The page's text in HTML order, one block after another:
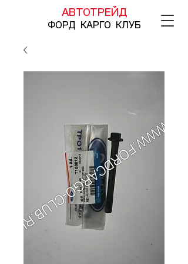
АВТОТРЕЙД
ФОРД КАРГО КЛУБ